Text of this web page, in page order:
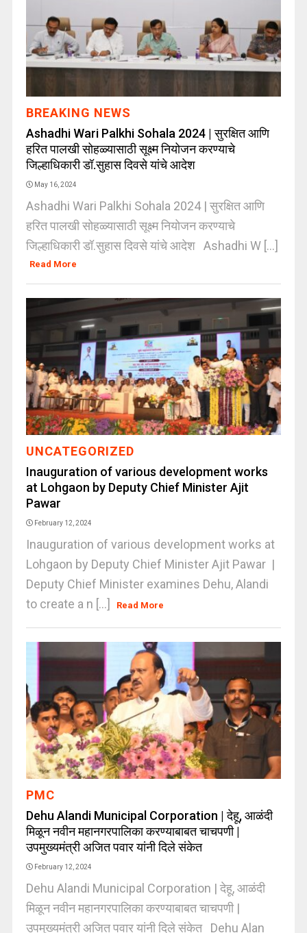
BREAKING NEWS
Ashadhi Wari Palkhi Sohala 2024 | सुरक्षित आणि
हरित पालखी सोहळ्यासाठी सूक्ष्म नियोजन करण्याचे
जिल्हाधिकारी डॉ.सुहास दिवसे यांचे आदेश
May 16, 2024
Ashadhi Wari Palkhi Sohala 2024 | सुरक्षित आणि
हरित पालखी सोहळ्यासाठी सूक्ष्म नियोजन करण्याचे
जिल्हाधिकारी डॉ.सुहास दिवसे यांचे आदेश Ashadhi W [...]
Read More
UNCATEGORIZED
Inauguration of various development works
at Lohgaon by Deputy Chief Minister Ajit
Pawar
February 12, 2024
Inauguration of various development works at
Lohgaon by Deputy Chief Minister Ajit Pawar |
Deputy Chief Minister examines Dehu, Alandi
to create a n [...]
Read More
PMC
Dehu Alandi Municipal Corporation | देहू, आळंदी
मिळून नवीन महानगरपालिका करण्याबाबत चाचपणी |
उपमुख्यमंत्री अजित पवार यांनी दिले संकेत
February 12, 2024
Dehu Alandi Municipal Corporation | देहू, आळंदी
मिळून नवीन महानगरपालिका करण्याबाबत चाचपणी |
उपमुख्यमंत्री अजित पवार यांनी दिले संकेत Dehu Alan